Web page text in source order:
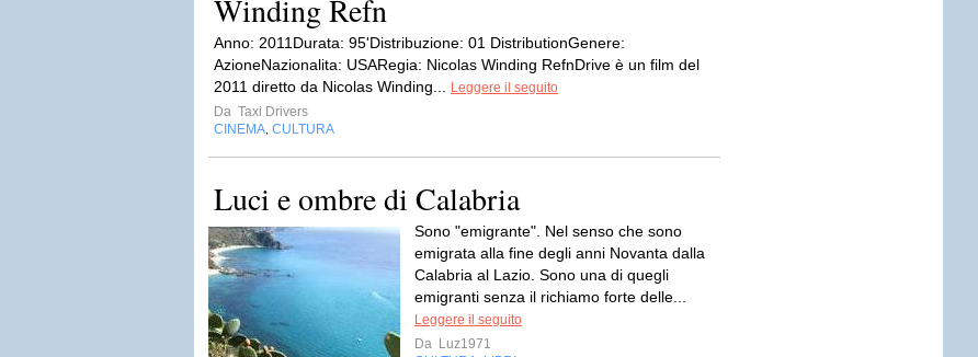
Winding Refn
Anno: 2011Durata: 95'Distribuzione: 01 DistributionGenere:
AzioneNazionalita: USARegia: Nicolas Winding RefnDrive è un film del
2011 diretto da Nicolas Winding...
Leggere il seguito
Da Taxi Drivers
CINEMA CULTURA
Luci e ombre di Calabria
Sono "emigrante". Nel senso che sono
emigrata alla fine degli anni Novanta dalla
Calabria al Lazio. Sono una di quegli
emigranti senza il richiamo forte delle...
Leggere il seguito
Da Luz1971